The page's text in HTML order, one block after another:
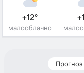
+12°
малооблачно